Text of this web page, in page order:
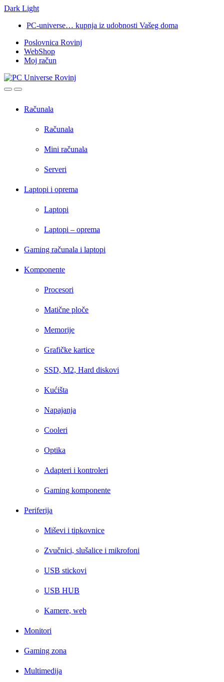
Dark Light
navigation
content
PC-universe… kupnja iz udobnosti Vašeg doma
Poslovnica Rovinj
WebShop
Moj račun
OpenClose
Računala
Računala
Mini računala
Serveri
Laptopi i oprema
Laptopi
Laptopi – oprema
Gaming računala i laptopi
Komponente
Procesori
Matične ploče
Memorije
Grafičke kartice
SSD, M2, Hard diskovi
Kućišta
Napajanja
Cooleri
Optika
Adapteri i kontroleri
Gaming komponente
Periferija
Miševi i tipkovnice
Zvučnici, slušalice i mikrofoni
USB stickovi
USB HUB
Kamere, web
Monitori
Gaming zona
Multimedija